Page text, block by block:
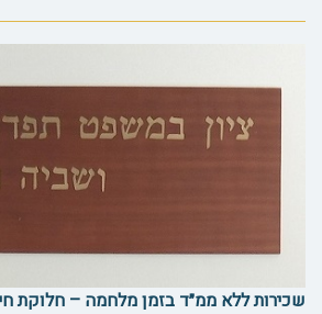
שכירות ללא ממ״ד בזמן מלחמה – חלוקת חיובים